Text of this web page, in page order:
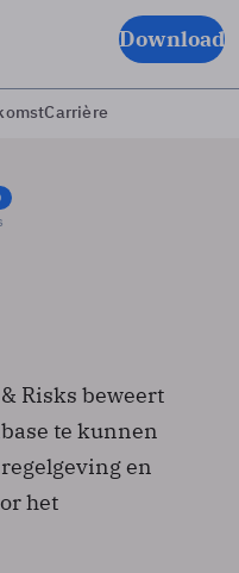
Download
Carrière
Risks beweert
te kunnen
en
het